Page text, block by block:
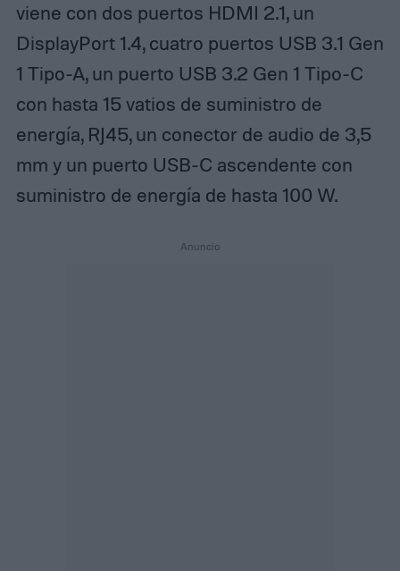
viene con dos puertos HDMI 2.1, un
DisplayPort 1.4, cuatro puertos USB 3.1 Gen
1 Tipo-A, un puerto USB 3.2 Gen 1 Tipo-C
con hasta 15 vatios de suministro de
energía, RJ45, un conector de audio de 3,5
mm y un puerto USB-C ascendente con
suministro de energía de hasta 100 W.